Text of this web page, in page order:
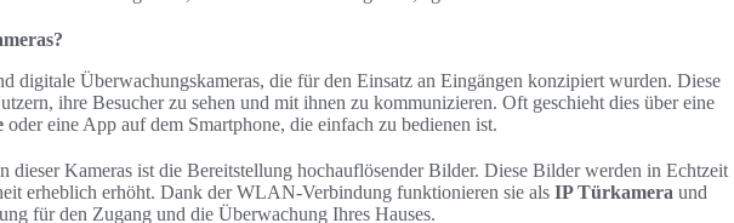
digitale Überwachungskameras, die für den Einsatz an Eingängen konzipiert wurden. Diese
ihre Besucher zu sehen und mit ihnen zu kommunizieren. Oft geschieht dies über eine
oder eine App auf dem Smartphone, die einfach zu bedienen ist.
dieser Kameras ist die Bereitstellung hochauflösender Bilder. Diese Bilder werden in Echtzeit
erheblich erhöht. Dank der WLAN-Verbindung funktionieren sie als IP Türkamera und
für den Zugang und die Überwachung Ihres Hauses.